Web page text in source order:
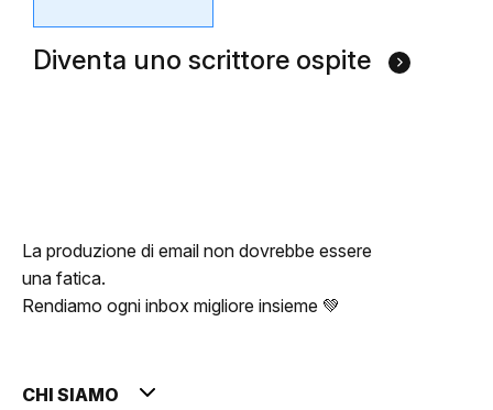
Diventa uno scrittore ospite
La produzione di email non dovrebbe essere
una fatica.
Rendiamo ogni inbox migliore insieme 💚
CHI SIAMO